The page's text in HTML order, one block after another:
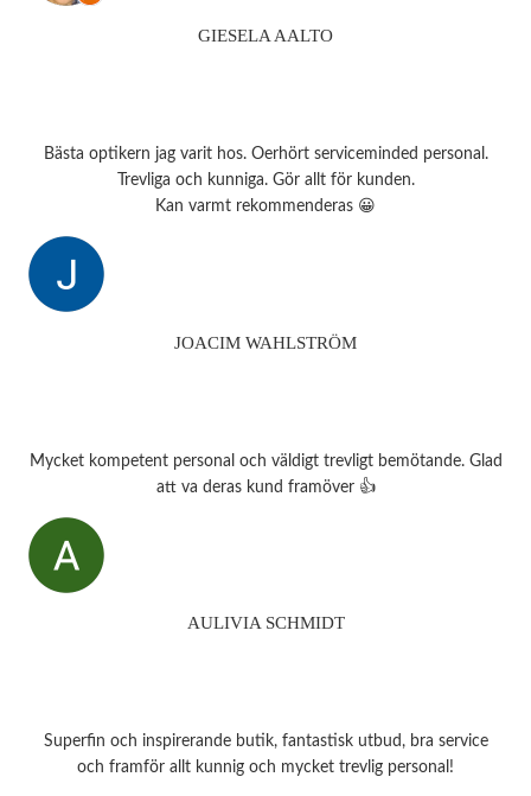
GIESELA AALTO
Bästa optikern jag varit hos. Oerhört serviceminded personal.
Trevliga och kunniga. Gör allt för kunden.
Kan varmt rekommenderas 😀
JOACIM WAHLSTRÖM
Mycket kompetent personal och väldigt trevligt bemötande. Glad
att va deras kund framöver 👍
AULIVIA SCHMIDT
Superfin och inspirerande butik, fantastisk utbud, bra service
och framför allt kunnig och mycket trevlig personal!